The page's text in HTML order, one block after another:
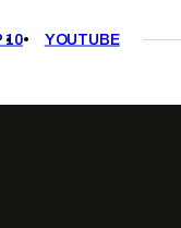
10 YOUTUBE